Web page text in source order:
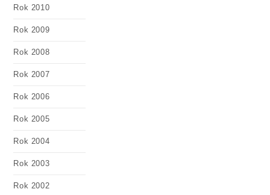
Rok 2010
Rok 2009
Rok 2008
Rok 2007
Rok 2006
Rok 2005
Rok 2004
Rok 2003
Rok 2002